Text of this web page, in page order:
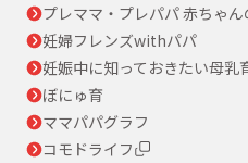
プレママ・プレパパ 赤ちゃ
妊婦フレンズwithパパ
妊娠中に知っておきたい母乳
ぼにゅ育
ママパパグラフ
コモドライフ